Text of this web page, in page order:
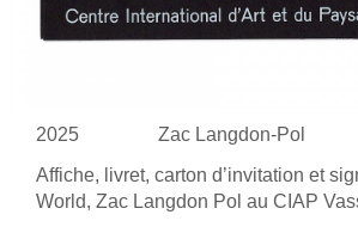
2025 Zac Langdon-Pol
Affiche, livret, carton d’invitation et
World, Zac Langdon Pol au CIAP